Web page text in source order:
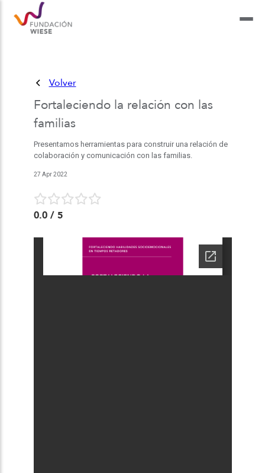
Volver
Fortaleciendo la relación con las
familias
Presentamos herramientas para construir una relación de
colaboración y comunicación con las familias.
27 Apr 2022
0.0/ 5